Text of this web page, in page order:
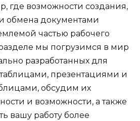
где возможности создания,
обмена документами
частью рабочего
мы погрузимся в мир
разработанных для
таблицами, презентациями и
обсудим их
и возможности, а также
вашу работу более